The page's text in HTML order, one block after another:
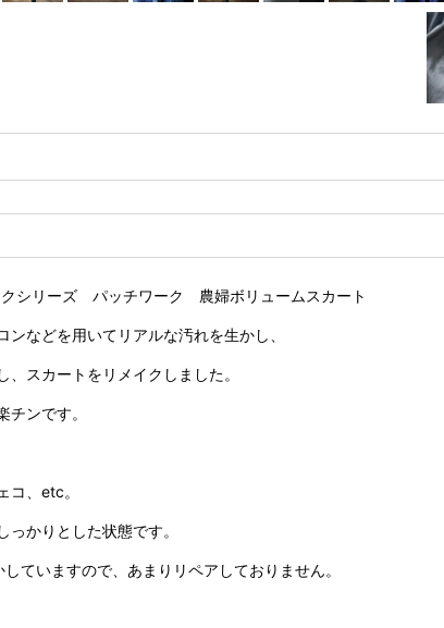
クシリーズ パッチワーク 農婦ボリュームスカート
などを用いてリアルな汚れを生かし、
スカートをリメイクしました。
ンです。
コ、etc。
かりとした状態です。
ていますので、あまりリペアしておりません。